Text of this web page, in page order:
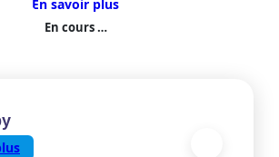
En cours …
En savoir plus